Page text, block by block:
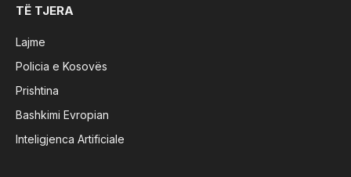
TË TJERA
Lajme
Policia e Kosovës
Prishtina
Bashkimi Evropian
Inteligjenca Artificiale